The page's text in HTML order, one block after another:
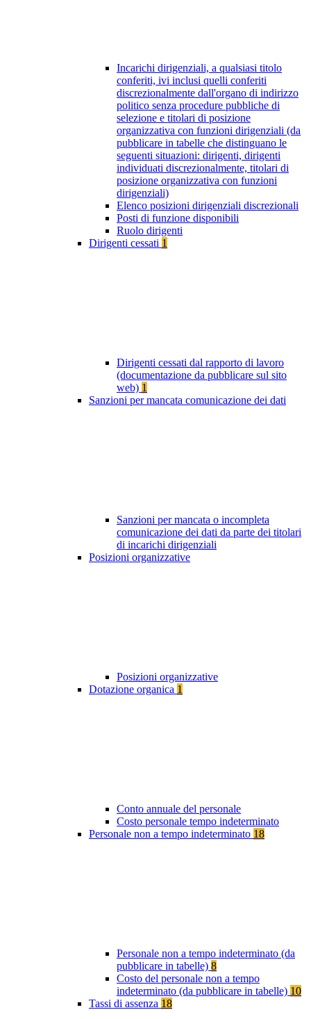
Incarichi dirigenziali, a qualsiasi titolo
conferiti, ivi inclusi quelli conferiti
discrezionalmente dall'organo di indirizzo
politico senza procedure pubbliche di
selezione e titolari di posizione
organizzativa con funzioni dirigenziali (da
pubblicare in tabelle che distinguano le
seguenti situazioni: dirigenti, dirigenti
individuati discrezionalmente, titolari di
posizione organizzativa con funzioni
dirigenziali)
Elenco posizioni dirigenziali discrezionali
Posti di funzione disponibili
Ruolo dirigenti
Dirigenti cessati 1
Dirigenti cessati dal rapporto di lavoro
(documentazione da pubblicare sul sito
web) 1
Sanzioni per mancata comunicazione dei dati
Sanzioni per mancata o incompleta
comunicazione dei dati da parte dei titolari
di incarichi dirigenziali
Posizioni organizzative
Posizioni organizzative
Dotazione organica 1
Conto annuale del personale
Costo personale tempo indeterminato
Personale non a tempo indeterminato 18
Personale non a tempo indeterminato (da
pubblicare in tabelle) 8
Costo del personale non a tempo
indeterminato (da pubblicare in tabelle) 10
Tassi di assenza 18